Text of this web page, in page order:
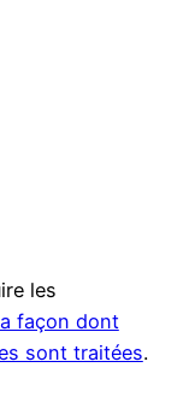
les
façon dont
sont traitées.